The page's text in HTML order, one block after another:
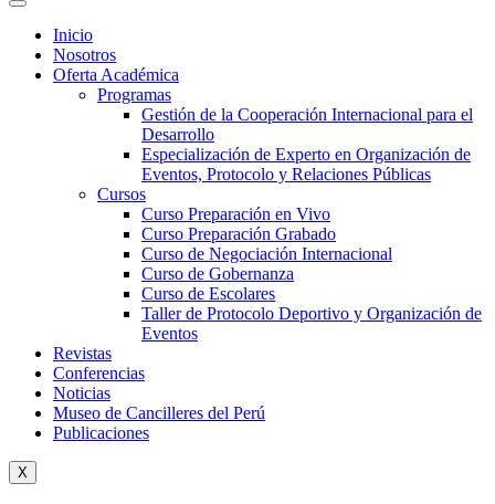
Inicio
Nosotros
Oferta Académica
Programas
Gestión de la Cooperación Internacional para el
Desarrollo
Especialización de Experto en Organización de
Eventos, Protocolo y Relaciones Públicas
Cursos
Curso Preparación en Vivo
Curso Preparación Grabado
Curso de Negociación Internacional
Curso de Gobernanza
Curso de Escolares
Taller de Protocolo Deportivo y Organización de
Eventos
Revistas
Conferencias
Noticias
Museo de Cancilleres del Perú
Publicaciones
X